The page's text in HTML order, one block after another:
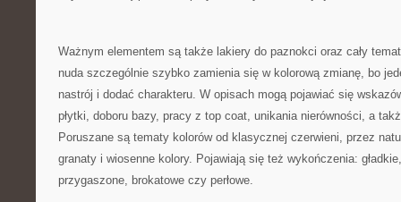
Ważnym elementem są także lakiery do paznokci oraz cały
nuda szczególnie szybko zamienia się w kolorową zmianę, bo
nastrój i dodać charakteru. W opisach mogą pojawiać się
płytki, doboru bazy, pracy z top coat, unikania nierówności, a
Poruszane są tematy kolorów od klasycznej czerwieni, przez
granaty i wiosenne kolory. Pojawiają się też wykończenia:
przygaszone, brokatowe czy perłowe.